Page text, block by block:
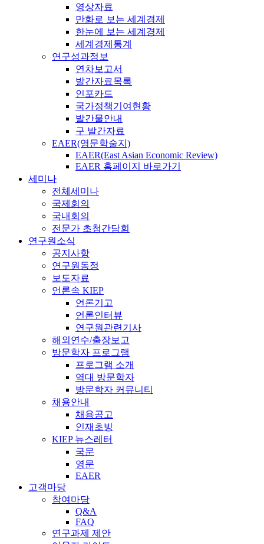
영상자료
만화로 보는 세계경제
한눈에 보는 세계경제
세계경제통계
연구성과정보
연차보고서
발간자료목록
인포카드
국가정책기여현황
발간물안내
구 발간자료
EAER(영문학술지)
EAER(East Asian Economic Review)
EAER 홈페이지 바로가기
세미나
전체세미나
국제회의
국내회의
전문가 초청간담회
연구원소식
공지사항
연구원동정
보도자료
언론속 KIEP
언론기고
언론인터뷰
연구원관련기사
해외연수/출장보고
방문학자 프로그램
프로그램 소개
역대 방문학자
방문학자 커뮤니티
채용안내
채용공고
인재초빙
KIEP 뉴스레터
국문
영문
EAER
고객마당
참여마당
Q&A
FAQ
연구과제 제안